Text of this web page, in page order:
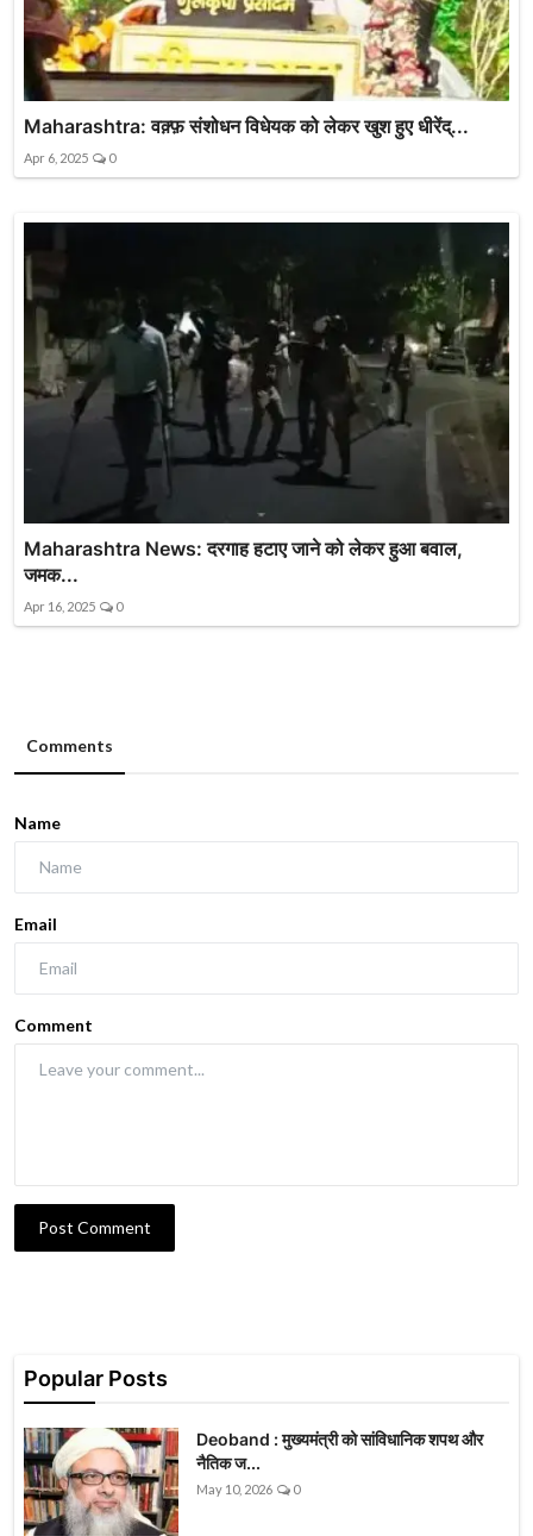
Maharashtra: वक़्फ़ संशोधन विधेयक को लेकर खुश हुए धीरेंद्...
Apr 6, 2025 0
Maharashtra News: दरगाह हटाए जाने को लेकर हुआ बवाल,
जमक...
Apr 16, 2025 0
Comments
Name
Email
Comment
Post Comment
Popular Posts
Deoband : मुख्यमंत्री को सांविधानिक शपथ और
नैतिक ज...
May 10, 2026 0